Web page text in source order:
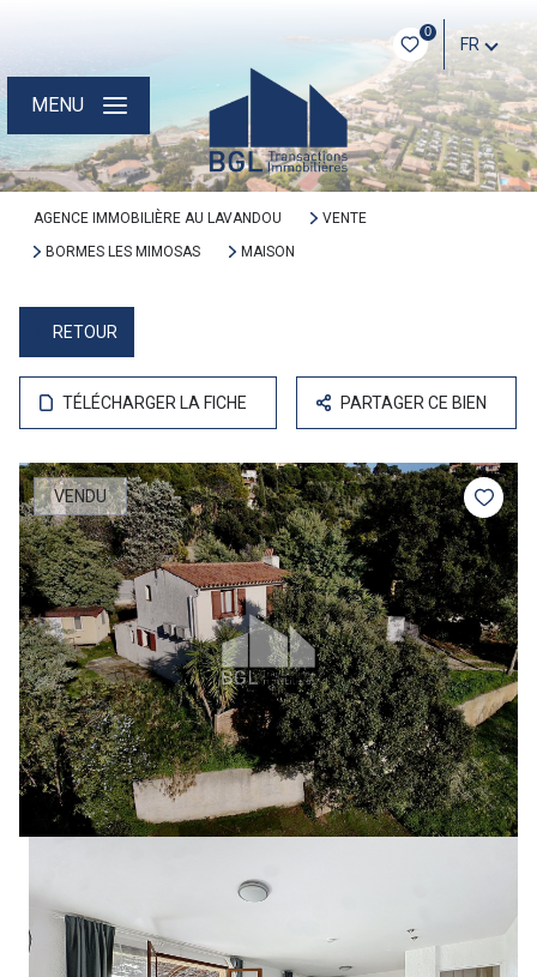
0
FR
MENU
AGENCE IMMOBILIÈRE AU LAVANDOU
VENTE
BORMES LES MIMOSAS
MAISON
RETOUR
TÉLÉCHARGER LA FICHE PARTAGER CE BIEN
VENDU